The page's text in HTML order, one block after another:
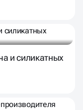
и силикатных